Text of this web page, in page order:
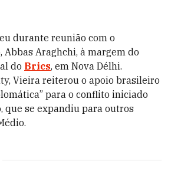
durante reunião com o
Araghchi, à margem do
do Brics, em Nova Délhi.
Vieira reiterou o apoio brasileiro
para o conflito iniciado
que se expandiu para outros